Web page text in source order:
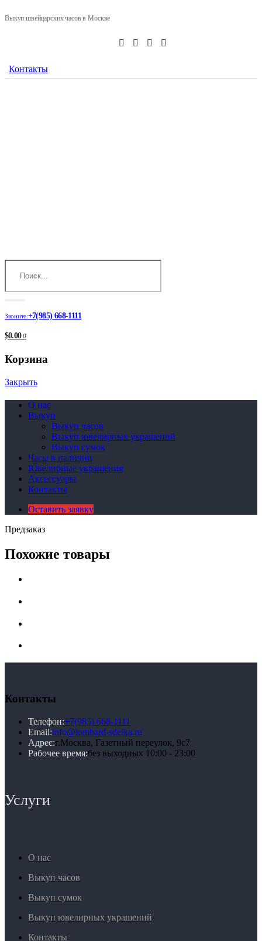
Выкуп швейцарских часов в Москве
Контакты
Звоните:+7(985) 668-1111
$0.00 0
Корзина
Закрыть
О нас
Выкуп
Выкуп часов
Выкуп ювелирных украшений
Выкуп сумок
Часы в наличии
Ювелирные украшения
Аксессуары
Контакты
Оставить заявку
Предзаказ
Похожие товары
Контакты
Телефон:+7(985) 668-1111
Email:info@lombard-sdelka.ru
Адрес:г.Москва, Газетный переулок, 9с7
Рабочее время:без выходных 10:00 - 23:00
Услуги
О нас
Выкуп часов
Выкуп сумок
Выкуп ювелирных украшений
Контакты